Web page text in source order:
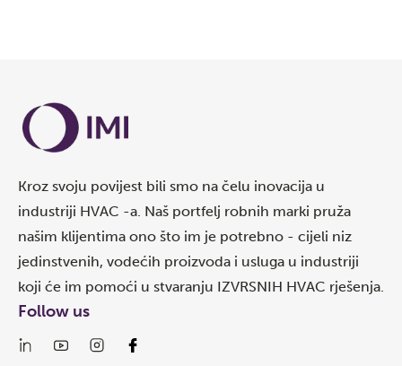
Kroz svoju povijest bili smo na čelu inovacija u
industriji HVAC -a. Naš portfelj robnih marki pruža
našim klijentima ono što im je potrebno - cijeli niz
jedinstvenih, vodećih proizvoda i usluga u industriji
koji će im pomoći u stvaranju IZVRSNIH HVAC rješenja.
Follow us